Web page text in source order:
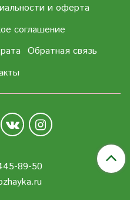
и оферта
соглашение
Обратная связь
89-50